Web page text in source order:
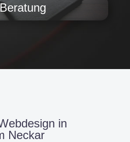
in
Neckar